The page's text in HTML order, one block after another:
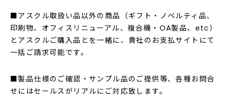
■アスクル取扱い品以外の商品（ギフト・ノベルティ品、
印刷物、オフィスリニューアル、複合機・OA製品、etc）
とアスクルご購入品とを一緒に、貴社のお支払サイトにて
一括ご請求可能です。
■製品仕様のご確認・サンプル品のご提供等、各種お問合
せにはセールスがリアルにご対応致します。